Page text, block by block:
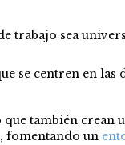
trabajo sea
se centren en
también
fomentando un